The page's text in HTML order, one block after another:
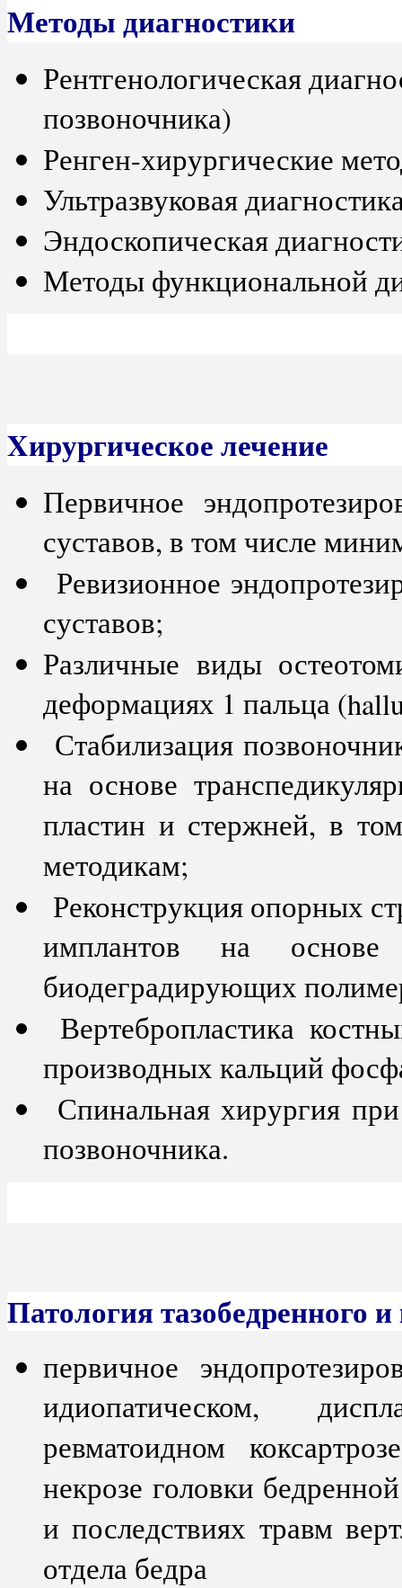
Методы диагностики
Рентгенологическая
позвоночника)
Ренген-хирургические
Ультразвуковая
Эндоскопическая
Методы функциональной
Xирургическое лечение
Первичное
суставов, в том числе
Ревизионное
суставов;
Различные виды
деформациях 1 пальца (
Стабилизация
на основе
пластин и стержней, в
методикам;
Реконструкция опорных
имплантов на основе
биодеградирующих
Вертебропластика
производных кальций
Спинальная хирургия
позвоночника.
Патология тазобедренного
первичное
идиопатическом,
ревматоидном
некрозе головки
и последствиях травм
отдела бедра